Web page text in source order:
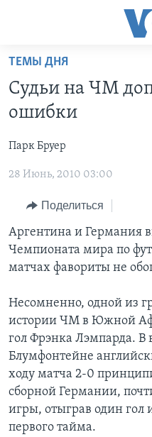
Перейти
основной
контент
навигации
Перейти
поиск
ПРОГРАММЫ
НОВОСТИ ЗА МИНУТУ
ИТОГИ
ПОЧЕМУ ЭТО ВАЖНО?
ДИСКУССИЯ VOA
ДЕТАЛИ
АМЕРИКА. БОЛЬШОЕ
УЧИМ АНГЛИЙСКИЙ
НАША АМЕРИКАНСКАЯ
А КАК В АМЕРИКЕ?
АРТЕФАКТЫ
АМЕРИКАНСКИЕ
ЭКСПЕРТИЗА
ИНТЕРВЬЮ
ФАКТЫ ПРОТИВ ФЕЙКОВ
ЗА СВОБОДУ ПРЕССЫ
УЧИМ АНГЛИЙСКИЙ
ПОДПИСКА НА НОВОСТИ
Learning English
СОЦИАЛЬНЫЕ СЕТИ
ТЕМЫ ДНЯ
Судьи на ЧМ
ошибки
Парк Бруер
28 Июнь, 2010 03:00
Поделиться
Аргентина и Германия
Чемпионата мира по
матчах фавориты не
Несомненно, одной из
истории ЧМ в Южной
гол Фрэнка Лэмпарда. В
Блумфонтейне
ходу матча 2-0
сборной Германии,
игры, отыграв один гол
первого тайма.